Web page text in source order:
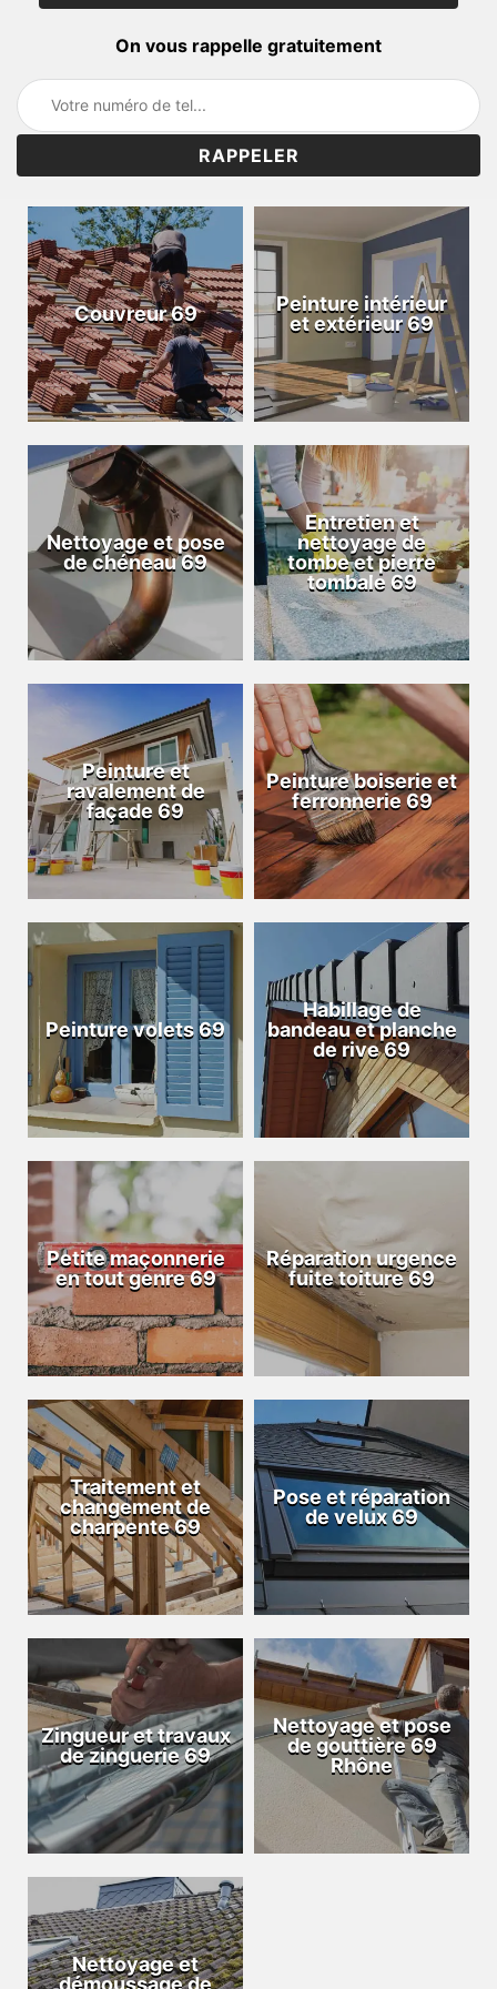
On vous rappelle gratuitement
Couvreur 69
Peinture intérieur
et extérieur 69
Nettoyage et pose
de chéneau 69
Entretien et
nettoyage de
tombe et pierre
tombale 69
Peinture et
ravalement de
façade 69
Peinture boiserie et
ferronnerie 69
Peinture volets 69
Habillage de
bandeau et planche
de rive 69
Petite maçonnerie
en tout genre 69
Réparation urgence
fuite toiture 69
Traitement et
changement de
charpente 69
Pose et réparation
de velux 69
Zingueur et travaux
de zinguerie 69
Nettoyage et pose
de gouttière 69
Rhône
Nettoyage et
démoussage de